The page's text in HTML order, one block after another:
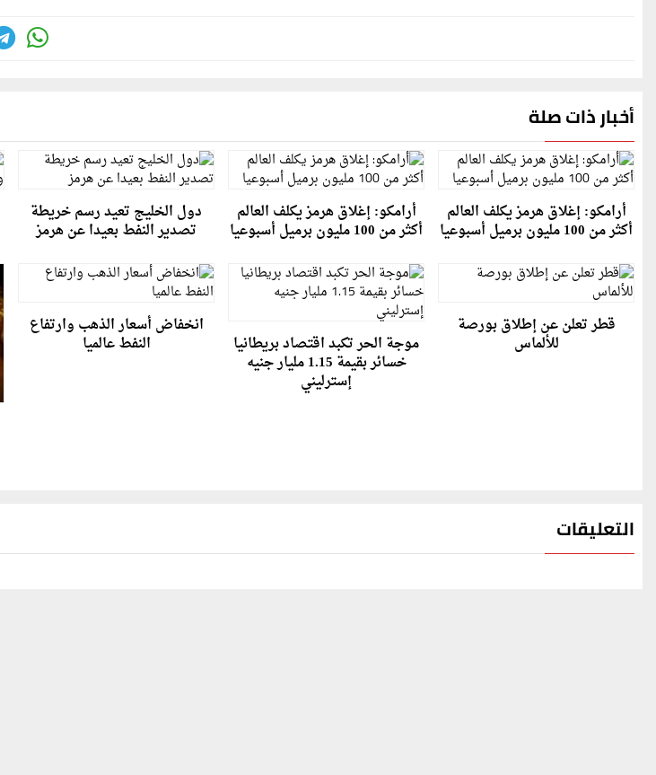
أخبار ذات صلة
أرامكو: إغلاق هرمز يكلف العالم
أكثر من 100 مليون برميل أسبوعيا
أرامكو: إغلاق هرمز يكلف العالم
أكثر من 100 مليون برميل أسبوعيا
دول الخليج تعيد رسم خريطة
تصدير النفط بعيدا عن هرمز
قطر تعلن عن إطلاق بورصة
للألماس موجة الحر تكبد اقتصاد بريطانيا
خسائر بقيمة 1.15 مليار جنيه
إسترليني
انخفاض أسعار الذهب وارتفاع
النفط عالميا
التعليقات